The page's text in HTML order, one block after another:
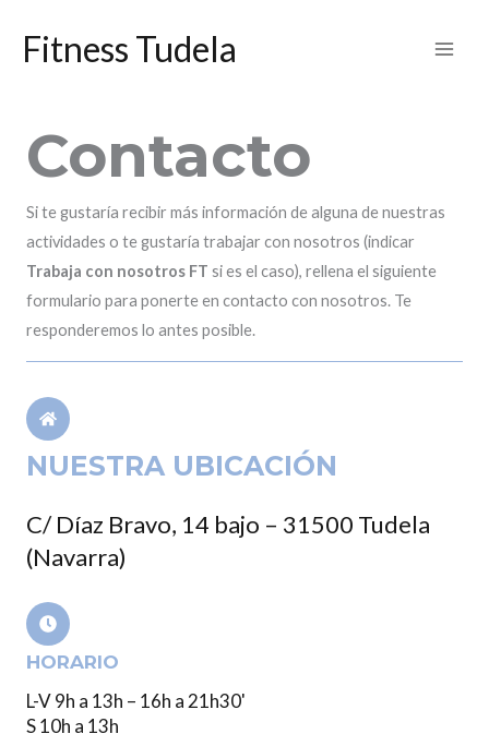
Fitness Tudela
Contacto
Si te gustaría recibir más información de alguna de nuestras
actividades o te gustaría trabajar con nosotros (indicar
Trabaja con nosotros FT si es el caso), rellena el siguiente
formulario para ponerte en contacto con nosotros. Te
responderemos lo antes posible.
NUESTRA UBICACIÓN
C/ Díaz Bravo, 14 bajo – 31500 Tudela
(Navarra)
HORARIO
L-V 9h a 13h – 16h a 21h30'
S 10h a 13h